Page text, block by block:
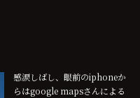
感涙しばし、眼前のiphoneか
らはgoogle mapsさんによる